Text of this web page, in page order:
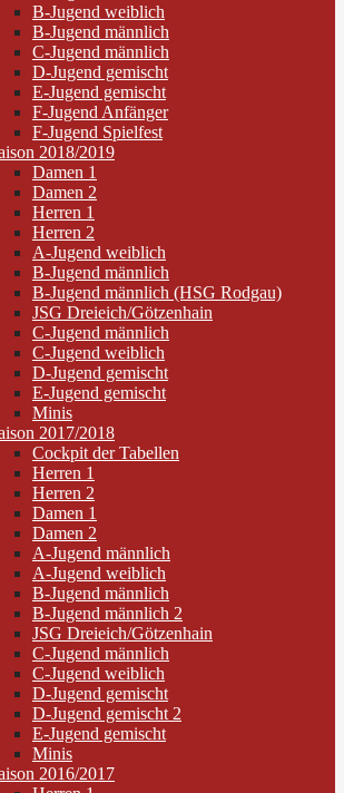
B-Jugend weiblich
B-Jugend männlich
C-Jugend männlich
D-Jugend gemischt
E-Jugend gemischt
F-Jugend Anfänger
F-Jugend Spielfest
2018/2019
Damen 1
Damen 2
Herren 1
Herren 2
A-Jugend weiblich
B-Jugend männlich
B-Jugend männlich (HSG Rodgau)
JSG Dreieich/Götzenhain
C-Jugend männlich
C-Jugend weiblich
D-Jugend gemischt
E-Jugend gemischt
Minis
2017/2018
Cockpit der Tabellen
Herren 1
Herren 2
Damen 1
Damen 2
A-Jugend männlich
A-Jugend weiblich
B-Jugend männlich
B-Jugend männlich 2
JSG Dreieich/Götzenhain
C-Jugend männlich
C-Jugend weiblich
D-Jugend gemischt
D-Jugend gemischt 2
E-Jugend gemischt
Minis
2016/2017